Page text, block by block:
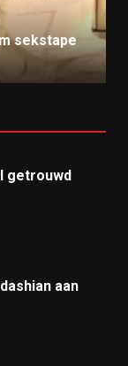
sekstape
getrouwd
aan